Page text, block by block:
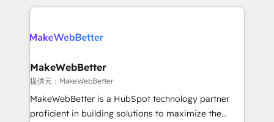
only firm in the world to hold Elite Partner
clients gain a unique advantage in CRM architecture,
market execution. Why B2B Businesses Choose RP: -
Secure: Soc2 compliant 🛡️ - Pricing: Implementations
starting at $1,5k 💵 - Speed: Launch in 14 days ⚡ -
Global: 75+ RPers across five continents 🌐 - Scale:
MakeWebBetter
提供元：MakeWebBetter
MakeWebBetter is a HubSpot technology partner
proficient in building solutions to maximize the